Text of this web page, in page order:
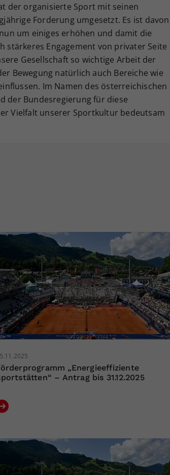
der organisierte Sport mit seinen
Forderung umgesetzt. Es ist davon
um einiges erhöhen und damit die
stärkeres Engagement von privater Seite
Gesellschaft so wichtige Arbeit der
Bewegung natürlich auch Bereiche wie
Im Namen des österreichischen
der Bundesregierung für diese
Vielfalt unserer Sportkultur bedeutsam
„Energieeffiziente
– Antrag bis 31.12.2025